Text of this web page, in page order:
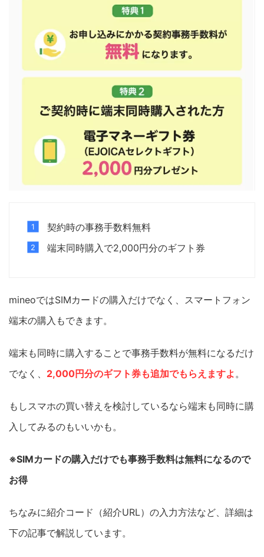
契約時の事務手数料無料
端末同時購入で2,000円分のギフト券
mineoではSIMカードの購入だけでなく、スマートフォン
端末の購入もできます。
端末も同時に購入することで事務手数料が無料になるだけ
でなく、 2,000円分のギフト券も追加でもらえますよ 。
もしスマホの買い替えを検討しているなら端末も同時に購
入してみるのもいいかも。
※SIMカードの購入だけでも事務手数料は無料になるので
お得
ちなみに紹介コード（紹介URL）の入力方法など、詳細は
下の記事で解説しています。